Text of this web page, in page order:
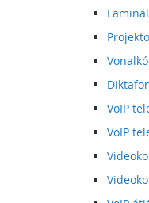
VoIP
VoIP